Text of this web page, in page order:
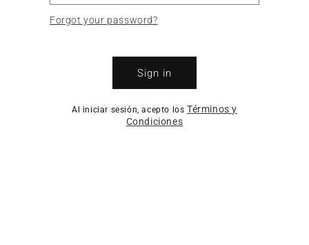
Forgot your password?
Sign in
Al iniciar sesión, acepto los Términos y
Condiciones